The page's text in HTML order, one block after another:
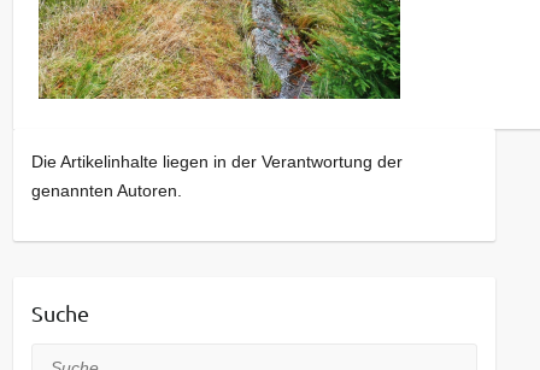
Die Artikelinhalte liegen in der Verantwortung der
genannten Autoren.
Suche
Suche